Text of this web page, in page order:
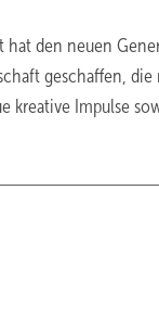
hat den neuen
geschaffen,
kreative Impulse